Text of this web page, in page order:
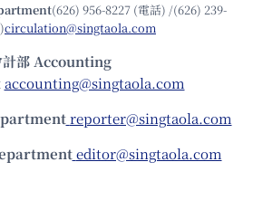
(626) 956-8227 (電話) /(626) 239-
circulation@singtaola.com
計部 Accounting
accounting@singtaola.com
reporter@singtaola.com
editor@singtaola.com